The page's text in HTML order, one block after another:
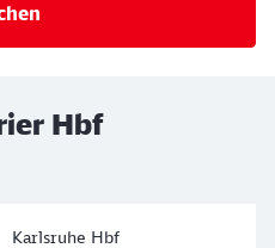
Hbf
Karlsruhe Hbf